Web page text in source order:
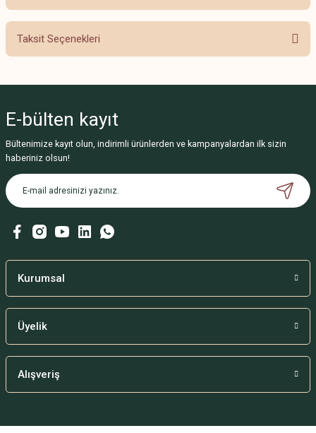
Bu ürüne ilk yorumu siz yapın!
Ürün hakkında henüz soru sorulmamış.
Taksit Seçenekleri
E-bülten kayıt
Bültenimize kayıt olun, indirimli ürünlerden ve kampanyalardan ilk sizin
haberiniz olsun!
Kurumsal
Üyelik
Alışveriş